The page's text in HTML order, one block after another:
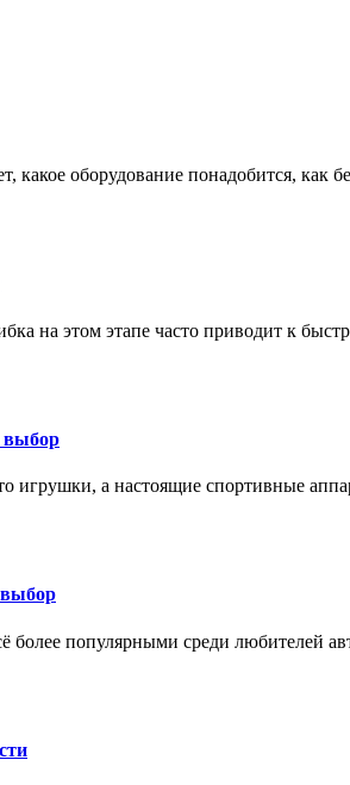
оборудование понадобится, как
на этом этапе часто приводит к
выбор
игрушки, а настоящие спортивные
более популярными среди любителей